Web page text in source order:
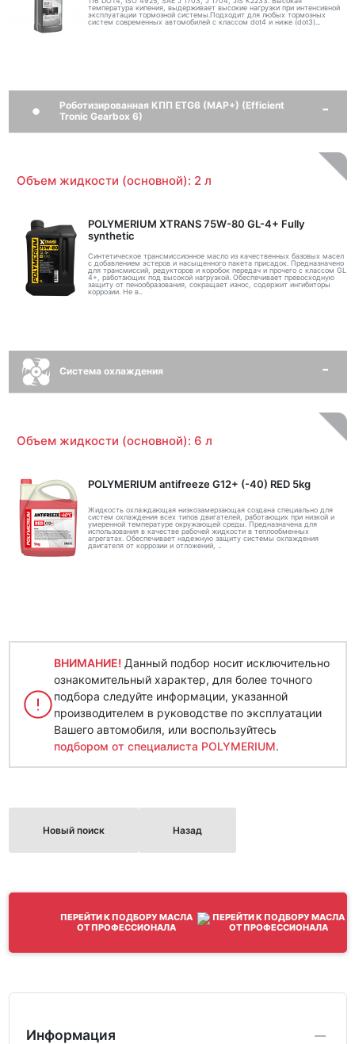
температура кипения, выдерживает высокие нагрузки при интенсивной
эксплуатации тормозной системы.Подходит для любых тормозных
систем современных автомобилей с классом dot4 и ниже (dot3)...
Роботизированная КПП ETG6 (MAP+) (Efficient
Tronic Gearbox 6)
Объем жидкости (основной): 2 л
POLYMERIUM XTRANS 75W-80 GL-4+ Fully
synthetic
Синтетическое трансмиссионное масло из качественных базовых масел
с добавлением эстеров и насыщенного пакета присадок. Предназначено
для трансмиссий, редукторов и коробок передач и прочего с классом GL
4+, работающих под высокой нагрузкой. Обеспечивает превосходную
защиту от пенообразования, сокращает износ, содержит ингибиторы
коррозии. Не в..
Система охлаждения
Объем жидкости (основной): 6 л
POLYMERIUM antifreeze G12+ (-40) RED 5kg
Жидкость охлаждающая низкозамерзающая создана специально для
систем охлаждения всех типов двигателей, работающих при низкой и
умеренной температуре окружающей среды. Предназначена для
использования в качестве рабочей жидкости в теплообменных
агрегатах. Обеспечивает надежную защиту системы охлаждения
двигателя от коррозии и отложений, ..
ВНИМАНИЕ! Данный подбор носит исключительно
ознакомительный характер, для более точного
подбора следуйте информации, указанной
производителем в руководстве по эксплуатации
Вашего автомобиля, или воспользуйтесь
подбором от специалиста POLYMERIUM.
Новый поиск Назад
ПЕРЕЙТИ К ПОДБОРУ МАСЛА
ОТ ПРОФЕССИОНАЛА
Информация